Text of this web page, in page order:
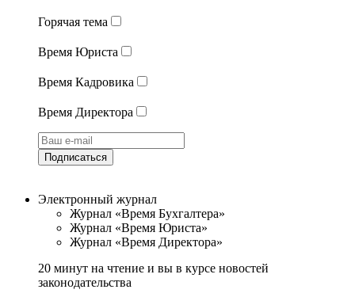
Горячая тема
Время Юриста
Время Кадровика
Время Директора
Подписаться
Электронный журнал
Журнал «Время Бухгалтера»
Журнал «Время Юриста»
Журнал «Время Директора»
20 минут на чтение и вы в курсе новостей
законодательства